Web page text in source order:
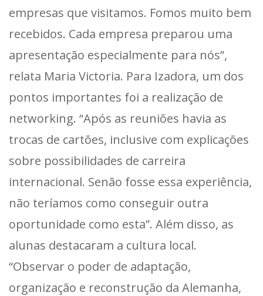
empresas que visitamos. Fomos muito bem
recebidos. Cada empresa preparou uma
apresentação especialmente para nós”,
relata Maria Victoria. Para Izadora, um dos
pontos importantes foi a realização de
networking. “Após as reuniões havia as
trocas de cartões, inclusive com explicações
sobre possibilidades de carreira
internacional. Senão fosse essa experiência,
não teríamos como conseguir outra
oportunidade como esta”. Além disso, as
alunas destacaram a cultura local.
“Observar o poder de adaptação,
organização e reconstrução da Alemanha,